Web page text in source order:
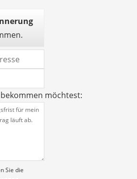
möchtest:
Sie die